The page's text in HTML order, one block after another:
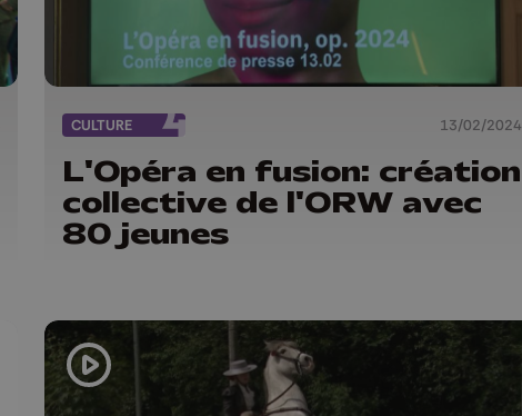
CULTURE 13/02/2024
L'Opéra en fusion: création
collective de l'ORW avec
80 jeunes